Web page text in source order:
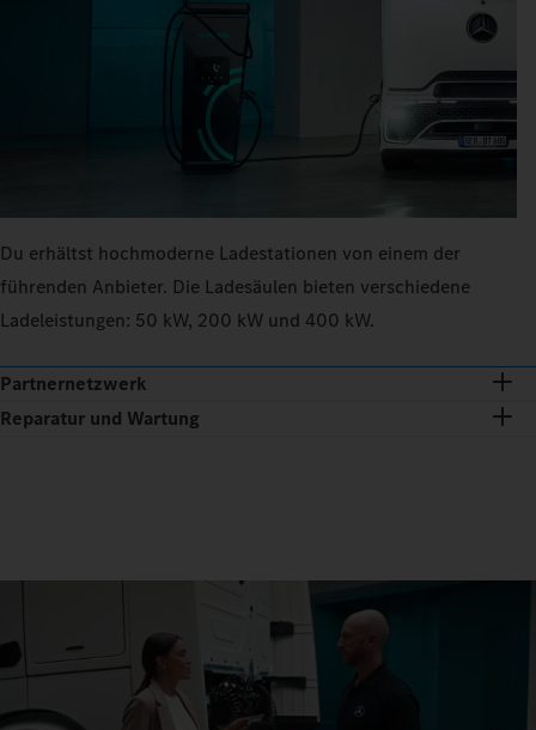
Du erhältst hochmoderne Ladestationen von einem der
führenden Anbieter. Die Ladesäulen bieten verschiedene
Ladeleistungen: 50 kW, 200 kW und 400 kW.
Partnernetzwerk
Reparatur und Wartung